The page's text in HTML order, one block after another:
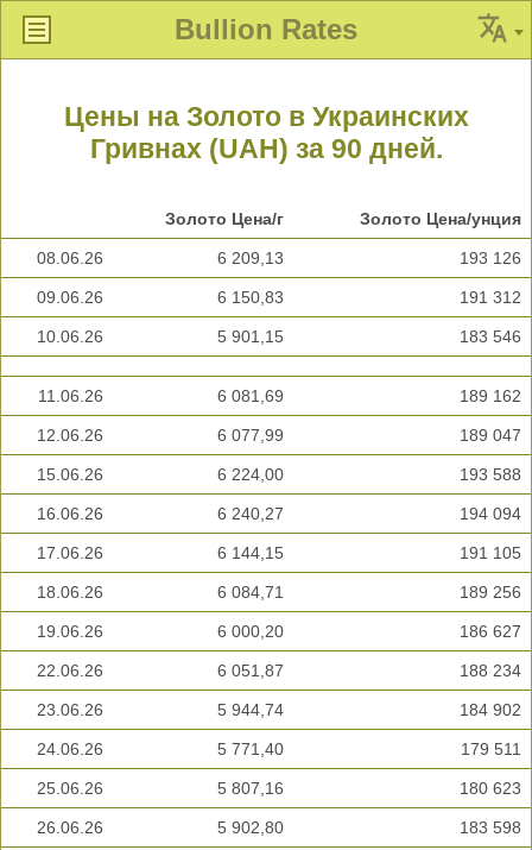
Bullion Rates
Цены на Золото в Украинских
Гривнах (UAH) за 90 дней.
Золото Цена/г Золото Цена/унция
08.06.26 6 209,13 193 126
09.06.26 6 150,83 191 312
10.06.26 5 901,15 183 546
11.06.26 6 081,69 189 162
12.06.26 6 077,99 189 047
15.06.26 6 224,00 193 588
16.06.26 6 240,27 194 094
17.06.26 6 144,15 191 105
18.06.26 6 084,71 189 256
19.06.26 6 000,20 186 627
22.06.26 6 051,87 188 234
23.06.26 5 944,74 184 902
24.06.26 5 771,40 179 511
25.06.26 5 807,16 180 623
26.06.26 5 902,80 183 598